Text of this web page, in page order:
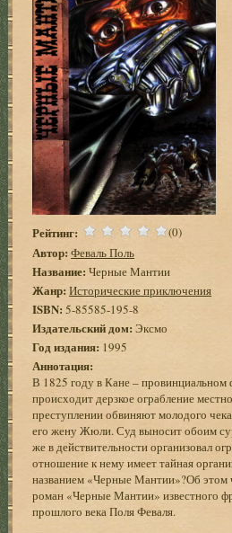
Рейтинг: (0)
Автор: Феваль Поль
Название: Черные Мантии
Жанр: Исторические приключения
ISBN:5-85585-195-8
Издательский дом: Эксмо
Год издания: 1995
Аннотация:
В 1825 году в Кане – провинциальном
происходит дерзкое ограбление
преступлении обвиняют молодого
его жену Жюли. Суд выносит обоим
же в действительности организовал
отношение к нему имеет тайная
названием «Черные Мантии»?Об этом
роман «Черные Мантии» известного
прошлого века Поля Феваля.